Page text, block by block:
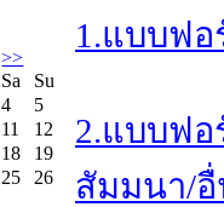
>>
Sa
Su
4
5
11
12
18
19
25
26
1.แบบฟ
2.แบบฟ
สัมมนา/